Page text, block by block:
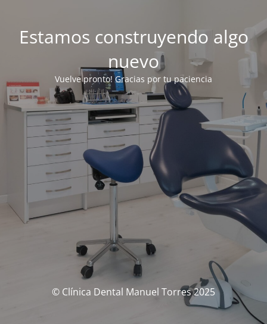
Estamos construyendo algo
nuevo
Vuelve pronto! Gracias por tu paciencia
© Clínica Dental Manuel Torres 2025